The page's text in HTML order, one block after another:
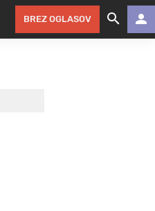
BREZ OGLASOV